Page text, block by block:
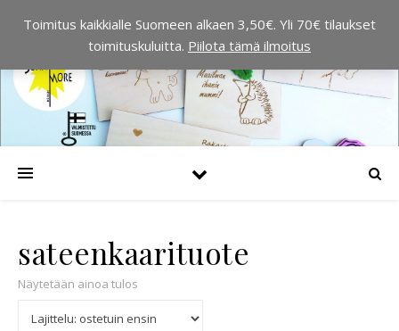
sateenkaarituote
Näytetään ainoa tulos
Toimitus kaikkialle Suomeen alkaen 3,50€. Yli 70€ tilaukset
toimituskuluitta. Piilota tämä ilmoitus